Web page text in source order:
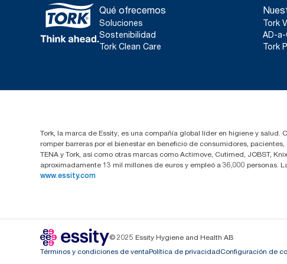
Qué ofrecemos
Soluciones
Sostenibilidad
Tork Clean Care
Tork
AD-
Tork
Tork, la marca de Essity, es una compañía global líder en higiene y
romper barreras por el bienestar en beneficio de consumidores,
TENA y Tork, así como otras marcas como Actimove, Cutimed, JOBST,
aproximadamente 13 mil millones de euros y empleó a 36,000 personas.
www.essity.com
© 2025 Essity Hygiene and Health AB
Términos y condiciones de ventaPolítica de privacidadConfiguración de